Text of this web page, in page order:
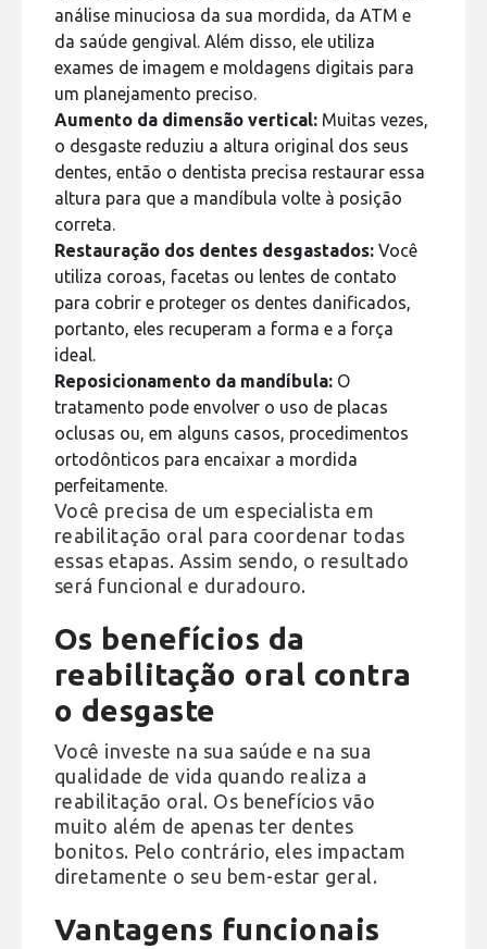
análise minuciosa da sua mordida, da ATM e
da saúde gengival. Além disso, ele utiliza
exames de imagem e moldagens digitais para
um planejamento preciso.
Aumento da dimensão vertical: Muitas vezes,
o desgaste reduziu a altura original dos seus
dentes, então o dentista precisa restaurar essa
altura para que a mandíbula volte à posição
correta.
Restauração dos dentes desgastados: Você
utiliza coroas, facetas ou lentes de contato
para cobrir e proteger os dentes danificados,
portanto, eles recuperam a forma e a força
ideal.
Reposicionamento da mandíbula: O
tratamento pode envolver o uso de placas
oclusas ou, em alguns casos, procedimentos
ortodônticos para encaixar a mordida
perfeitamente.
Você precisa de um especialista em
reabilitação oral para coordenar todas
essas etapas. Assim sendo, o resultado
será funcional e duradouro.
Os benefícios da
reabilitação oral contra
o desgaste
Você investe na sua saúde e na sua
qualidade de vida quando realiza a
reabilitação oral. Os benefícios vão
muito além de apenas ter dentes
bonitos. Pelo contrário, eles impactam
diretamente o seu bem-estar geral.
Vantagens funcionais